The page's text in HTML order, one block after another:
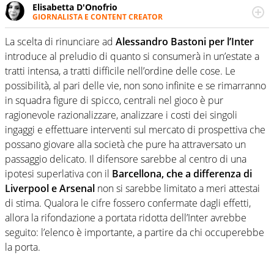
Elisabetta D'Onofrio
GIORNALISTA E CONTENT CREATOR
Giornalista professionista dal 2007, scrive per curiosità
personale e necessità: soprattutto di calcio, di sport e dei
suoi protagonisti, concedendosi innocenti evasioni
nell'ambito della creazione di format. Un tempo ala
destra, oggi si sente a suo agio nel ruolo di libero. Cura
una classifica riservata dei migliori 5 calciatori di sempre.
La scelta di rinunciare ad Alessandro Bastoni per l’Inter
introduce al preludio di quanto si consumerà in un’estate a
tratti intensa, a tratti difficile nell’ordine delle cose. Le
possibilità, al pari delle vie, non sono infinite e se rimarranno
in squadra figure di spicco, centrali nel gioco è pur
ragionevole razionalizzare, analizzare i costi dei singoli
ingaggi e effettuare interventi sul mercato di prospettiva che
possano giovare alla società che pure ha attraversato un
passaggio delicato. Il difensore sarebbe al centro di una
ipotesi superlativa con il Barcellona, che a differenza di
Liverpool e Arsenal non si sarebbe limitato a meri attestai
di stima. Qualora le cifre fossero confermate dagli effetti,
allora la rifondazione a portata ridotta dell’Inter avrebbe
seguito: l’elenco è importante, a partire da chi occuperebbe
la porta.